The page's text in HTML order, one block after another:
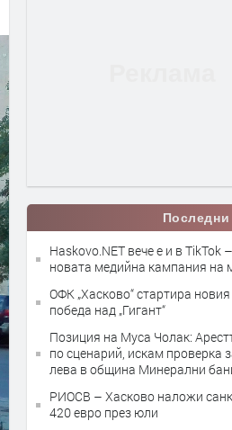
Последни
Haskovo.NET вече е и в TikTok
новата медийна кампания на
ОФК „Хасково“ стартира новия
победа над „Гигант“
Позиция на Муса Чолак:
по сценарий, искам проверка
лева в община Минерални
РИОСВ – Хасково наложи
420 евро през юли